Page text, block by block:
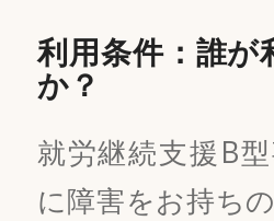
利用条件：誰が
か？
就労継続支援B
に障害をお持ち